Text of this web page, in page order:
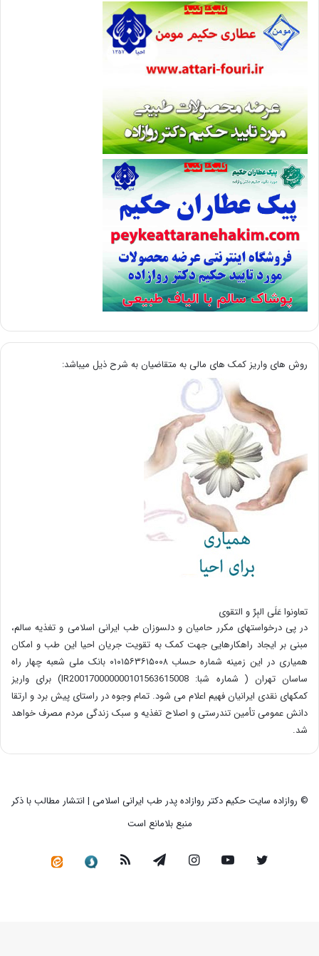
روش های واریز کمک های مالی به متقاضیان به شرح ذیل میباشد:
تعاونوا عَلَی البِرِّ و التقوی
در پی درخواستهای مکرر حامیان و دلسوزان طب ایرانی اسلامی و تغذیه سالم،
مبنی بر ایجاد راهکارهایی جهت کمک به تقویت جریان احیا این طب و امکان
همیاری در این زمینه شماره حساب ۰۱۰۱۵۶۳۶۱۵۰۰۸ بانک ملی شعبه چهار راه
ساسان تهران ( شماره شبا: IR200170000000101563615008) برای واریز
کمکهای نقدی ایرانیان فهیم اعلام می شود. تمام وجوه در راستای پیش برد و ارتقا
دانش عمومی تأمین تندرستی و اصلاح تغذیه و سبک زندگی مردم مصرف خواهد
شد.
© روازاده سایت حکیم دکتر روازاده پدر طب ایرانی اسلامی | انتشار مطالب با ذکر
منبع بلامانع است
توییتر یوتیوب اینستاگرامتلگرام خوراک سروش